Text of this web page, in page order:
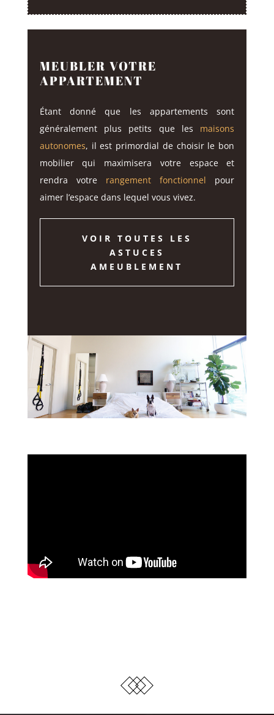
MEUBLER VOTRE
APPARTEMENT
Étant donné que les appartements sont
généralement plus petits que les maisons
autonomes, il est primordial de choisir le bon
mobilier qui maximisera votre espace et
rendra votre rangement fonctionnel pour
aimer l’espace dans lequel vous vivez.
VOIR TOUTES LES
ASTUCES
AMEUBLEMENT